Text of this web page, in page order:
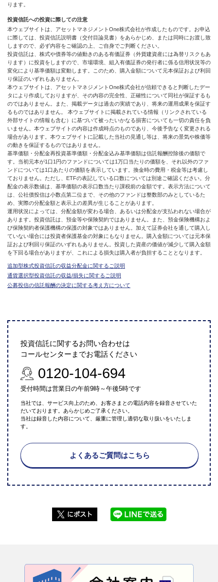
ります。
投資信託への投資に際しての注意
本ウェブサイトは、アセットマネジメントOne株式会社が作成したものです。お申込
に際しては、投資信託説明書（交付目論見書）をあらかじめ、または同時にお渡し致
しますので、必ず内容をご確認の上、ご自身でご判断ください。
投資信託は、株式や債券等の値動きのある有価証券（外貨建資産には為替リスクもあ
ります）に投資をしますので、市場環境、組入有価証券の発行者に係る信用状況等の
変化により基準価額は変動します。このため、購入金額について元本保証および利回
り保証のいずれもありません。
本ウェブサイトは、アセットマネジメントOne株式会社が信頼できると判断したデー
タにより作成しておりますが、その内容の完全性、正確性について同社が保証するも
のではありません。また、掲載データは過去の実績であり、将来の運用成果を保証す
るものではありません。 本ウェブサイトに掲載されている情報（リンクされている
外部サイトの情報も含む）に基づいて被ったいかなる損害についても一切の責任を負
いません。本ウェブサイトの内容は作成時点のものであり、今後予告なく変更される
場合があります。本ウェブサイトに記載した当社の見通し等は、将来の景気や株価等
の動きを保証するものではありません。
基準価額・分配金再投資基準価額・分配金込み基準価額は信託報酬控除後の価額で
す。当初元本が1口1円のファンドについては1万口当たりの価額を、それ以外のファ
ンドについては1口あたりの価額を表示しています。換金時の費用・税金等は考慮し
ておりません。ただし、ETFの表記している口数については別途ご確認ください。分
配金の表示数値は、基準価額の表示口数当たり課税前の金額です。表示方法について
は、公社債投信は小数点第二位まで、その他のファンドは整数部のみとしているた
め、実際の分配金額と表示上の差異が生じることがあります。
運用状況によっては、分配金額が変わる場合、あるいは分配金が支払われない場合が
あります。投資信託は、預金等や保険契約ではありません。また、預金保険機構およ
び保険契約者保護機構の保護の対象ではありません。加えて証券会社を通して購入し
ていない場合には投資者保護基金の対象にもなりません。購入金額については元本保
証および利回り保証のいずれもありません。投資した資産の価値が減少して購入金額
を下回る場合がありますが、これによる損失は購入者が負担することとなります。
追加型株式投資信託の収益分配金に関するご説明
通貨選択型投資信託の収益/損失に関するご説明
公募投信の信託報酬の決定に関する考え方について
投資信託に関するお問い合わせは
コールセンターまでお電話ください
0120-104-694
受付時間は営業日の午前9時～午後5時です
当社では、サービス向上のため、お客さまとの電話内容を録音させていた
だいております。あらかじめご了承ください。
当社は録音した内容について、厳重に管理し適切な取り扱いをいたしま
す。
よくあるご質問はこちら